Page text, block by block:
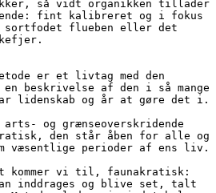
så vidt organikken tillader
fint kalibreret og i fokus
flueben eller det
er et livtag med den
beskrivelse af den i så mange
lidenskab og år at gøre det i.
og grænseoverskridende
den står åben for alle og
væsentlige perioder af ens liv.
kommer vi til, faunakratisk:
inddrages og blive set, talt